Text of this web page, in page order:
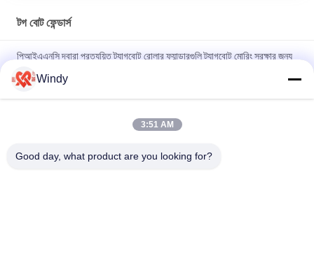
টগ বোট ফেন্ডার্স
পিআইএএনসি দ্বারা প্রত্যয়িত ট্যাগবোট রোলার ফ্যান্ডারগুলি ট্যাগবোট মোরিং সুরক্ষার জন্য
কম রক্ষণাবেক্ষণ এবং টেকসই নির্মাণের বৈশিষ্ট্যযুক্ত
ওয়ার্কবোট ট্যাগ বোট ফেন্ডার মোল্ড এবং এক্সট্রুশন কৌশলগুলির সাথে নির্মিত আন্তর্জাতিক
মানদণ্ডের সাথে সামঞ্জস্যপূর্ণ এবং দীর্ঘায়ু নিশ্চিত করে
প্রতিরোধের এবং সামুদ্রিক সুরক্ষা প্রদান
Windy
3:51 AM
Good day, what product are you looking for?